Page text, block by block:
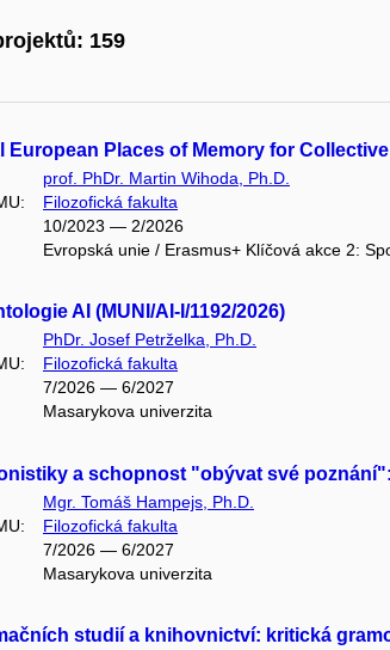
159
European Places of Memory for
prof. PhDr. Martin Wihoda, Ph.D.
Filozofická fakulta
10/2023 — 2/2026
Evropská unie / Erasmus+ Klíčová akce 2:
AI (MUNI/AI-I/1192/2026)
PhDr. Josef Petrželka, Ph.D.
Filozofická fakulta
7/2026 — 6/2027
Masarykova univerzita
a schopnost "obývat své
Mgr. Tomáš Hampejs, Ph.D.
Filozofická fakulta
7/2026 — 6/2027
Masarykova univerzita
studií a knihovnictví: kritická